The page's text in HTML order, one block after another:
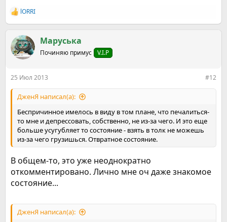
Р
е
к
ц
и
lORRI
Маруська
Починяю примус V.I.P
25 Июл 2013 #12
ДженЯ написал(а):
Беспричинное имелось в виду в том плане, что печалиться-
то мне и депрессовать, собственно, не из-за чего. И это еще
больше усугубляет то состояние - взять в толк не можешь
из-за чего грузишься. Отвратное состояние.
В общем-то, это уже неоднократно
откомментировано. Лично мне оч даже знакомое
состояние...
ДженЯ написал(а):